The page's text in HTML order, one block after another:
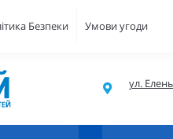
Безпеки Умови угоди
ул.